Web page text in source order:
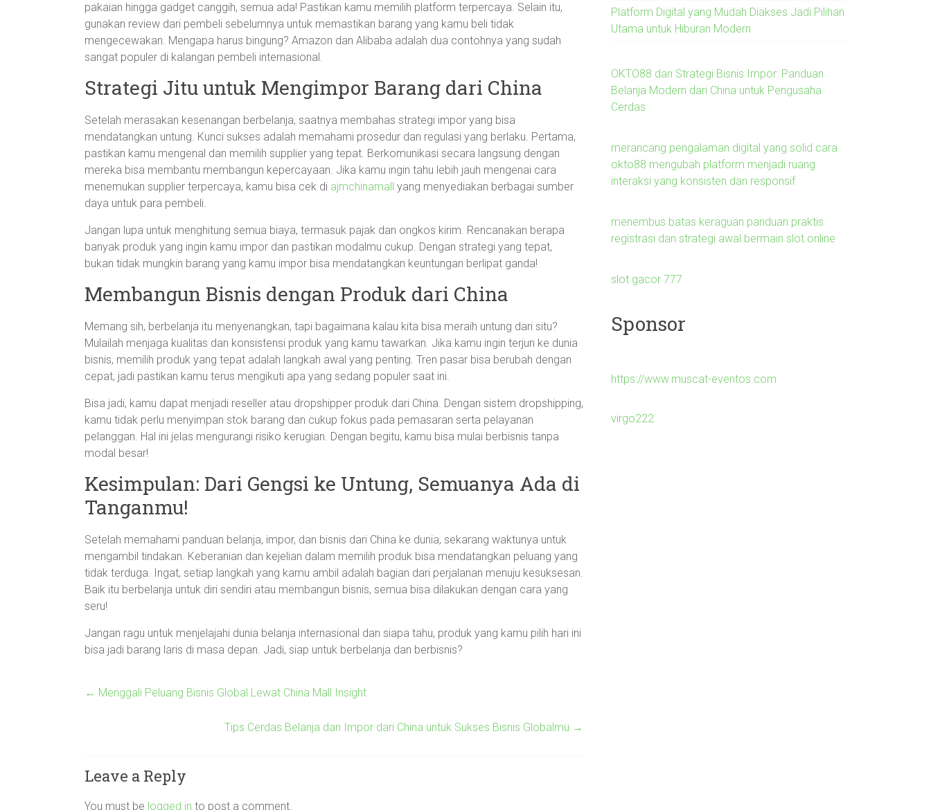
pakaian hingga gadget canggih, semua ada! Pastikan kamu memilih platform terpercaya. Selain itu,
gunakan review dari pembeli sebelumnya untuk memastikan barang yang kamu beli tidak
mengecewakan. Mengapa harus bingung? Amazon dan Alibaba adalah dua contohnya yang sudah
sangat populer di kalangan pembeli internasional.
Strategi Jitu untuk Mengimpor Barang dari China
Setelah merasakan kesenangan berbelanja, saatnya membahas strategi impor yang bisa
mendatangkan untung. Kunci sukses adalah memahami prosedur dan regulasi yang berlaku. Pertama,
pastikan kamu mengenal dan memilih supplier yang tepat. Berkomunikasi secara langsung dengan
mereka bisa membantu membangun kepercayaan. Jika kamu ingin tahu lebih jauh mengenai cara
menemukan supplier terpercaya, kamu bisa cek di ajmchinamall yang menyediakan berbagai sumber
daya untuk para pembeli.
Jangan lupa untuk menghitung semua biaya, termasuk pajak dan ongkos kirim. Rencanakan berapa
banyak produk yang ingin kamu impor dan pastikan modalmu cukup. Dengan strategi yang tepat,
bukan tidak mungkin barang yang kamu impor bisa mendatangkan keuntungan berlipat ganda!
Membangun Bisnis dengan Produk dari China
Memang sih, berbelanja itu menyenangkan, tapi bagaimana kalau kita bisa meraih untung dari situ?
Mulailah menjaga kualitas dan konsistensi produk yang kamu tawarkan. Jika kamu ingin terjun ke dunia
bisnis, memilih produk yang tepat adalah langkah awal yang penting. Tren pasar bisa berubah dengan
cepat, jadi pastikan kamu terus mengikuti apa yang sedang populer saat ini.
Bisa jadi, kamu dapat menjadi reseller atau dropshipper produk dari China. Dengan sistem dropshipping,
kamu tidak perlu menyimpan stok barang dan cukup fokus pada pemasaran serta pelayanan
pelanggan. Hal ini jelas mengurangi risiko kerugian. Dengan begitu, kamu bisa mulai berbisnis tanpa
modal besar!
Kesimpulan: Dari Gengsi ke Untung, Semuanya Ada di
Tanganmu!
Setelah memahami panduan belanja, impor, dan bisnis dari China ke dunia, sekarang waktunya untuk
mengambil tindakan. Keberanian dan kejelian dalam memilih produk bisa mendatangkan peluang yang
tidak terduga. Ingat, setiap langkah yang kamu ambil adalah bagian dari perjalanan menuju kesuksesan.
Baik itu berbelanja untuk diri sendiri atau membangun bisnis, semua bisa dilakukan dengan cara yang
seru!
Jangan ragu untuk menjelajahi dunia belanja internasional dan siapa tahu, produk yang kamu pilih hari ini
bisa jadi barang laris di masa depan. Jadi, siap untuk berbelanja dan berbisnis?
← Menggali Peluang Bisnis Global Lewat China Mall Insight
Tips Cerdas Belanja dan Impor dari China untuk Sukses Bisnis Globalmu →
Leave a Reply
You must be logged in to post a comment.
Platform Digital yang Mudah Diakses Jadi Pilihan
Utama untuk Hiburan Modern
OKTO88 dan Strategi Bisnis Impor: Panduan
Belanja Modern dari China untuk Pengusaha
Cerdas
merancang pengalaman digital yang solid cara
okto88 mengubah platform menjadi ruang
interaksi yang konsisten dan responsif
menembus batas keraguan panduan praktis
registrasi dan strategi awal bermain slot online
slot gacor 777
Sponsor
https://www.muscat-eventos.com
virgo222